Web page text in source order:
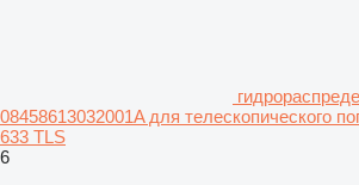
08458613032001A для телескопического
633 TLS
6